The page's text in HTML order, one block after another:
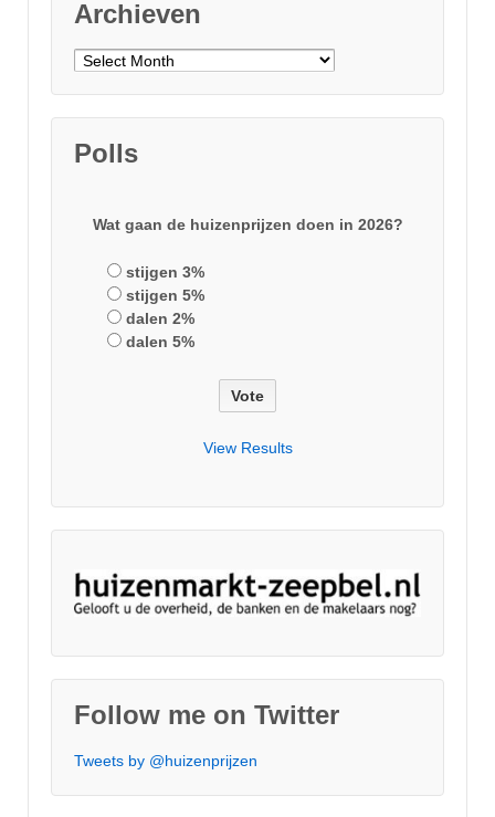
Archieven
Archieven
Polls
Wat gaan de huizenprijzen doen in 2026?
stijgen 3%
stijgen 5%
dalen 2%
dalen 5%
View Results
Follow me on Twitter
Tweets by @huizenprijzen